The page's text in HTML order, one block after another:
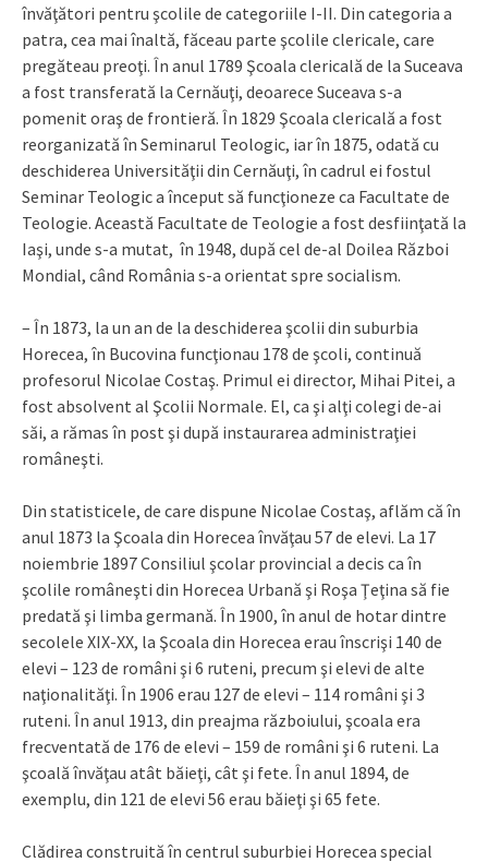
învăţători pentru şcolile de categoriile I-II. Din categoria a
patra, cea mai înaltă, făceau parte şcolile clericale, care
pregăteau preoţi. În anul 1789 Şcoala clericală de la Suceava
a fost transferată la Cernăuţi, deoarece Suceava s-a
pomenit oraş de frontieră. În 1829 Şcoala clericală a fost
reorganizată în Seminarul Teologic, iar în 1875, odată cu
deschiderea Universităţii din Cernăuţi, în cadrul ei fostul
Seminar Teologic a început să funcţioneze ca Facultate de
Teologie. Această Facultate de Teologie a fost desfiinţată la
Iaşi, unde s-a mutat, în 1948, după cel de-al Doilea Război
Mondial, când România s-a orientat spre socialism.
– În 1873, la un an de la deschiderea şcolii din suburbia
Horecea, în Bucovina funcţionau 178 de şcoli, continuă
profesorul Nicolae Costaş. Primul ei director, Mihai Pitei, a
fost absolvent al Şcolii Normale. El, ca şi alţi colegi de-ai
săi, a rămas în post şi după instaurarea administraţiei
româneşti.
Din statisticele, de care dispune Nicolae Costaş, aflăm că în
anul 1873 la Şcoala din Horecea învăţau 57 de elevi. La 17
noiembrie 1897 Consiliul şcolar provincial a decis ca în
şcolile româneşti din Horecea Urbană şi Roşa Ţeţina să fie
predată şi limba germană. În 1900, în anul de hotar dintre
secolele XIX-XX, la Şcoala din Horecea erau înscrişi 140 de
elevi – 123 de români şi 6 ruteni, precum şi elevi de alte
naţionalităţi. În 1906 erau 127 de elevi – 114 români şi 3
ruteni. În anul 1913, din preajma războiului, şcoala era
frecventată de 176 de elevi – 159 de români şi 6 ruteni. La
şcoală învăţau atât băieţi, cât şi fete. În anul 1894, de
exemplu, din 121 de elevi 56 erau băieţi şi 65 fete.
Clădirea construită în centrul suburbiei Horecea special